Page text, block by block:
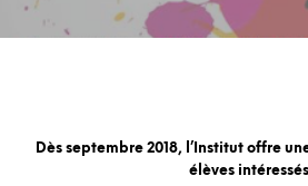
Dès septembre 2018, l’Institut offre
élèves intéressés